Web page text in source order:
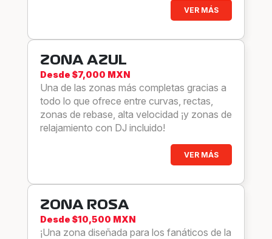
VER MÁS
ZONA AZUL
Desde $7,000 MXN
Una de las zonas más completas gracias a
todo lo que ofrece entre curvas, rectas,
zonas de rebase, alta velocidad ¡y zonas de
relajamiento con DJ incluido!
VER MÁS
ZONA ROSA
Desde $10,500 MXN
¡Una zona diseñada para los fanáticos de la